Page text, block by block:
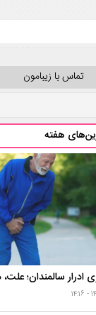
تماس با زیبامون
هفته